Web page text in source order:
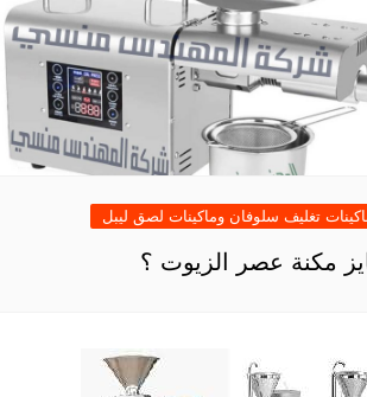
تغليف سلوفان وماكينات لصق ليبل
مكنة عصر الزيوت ؟